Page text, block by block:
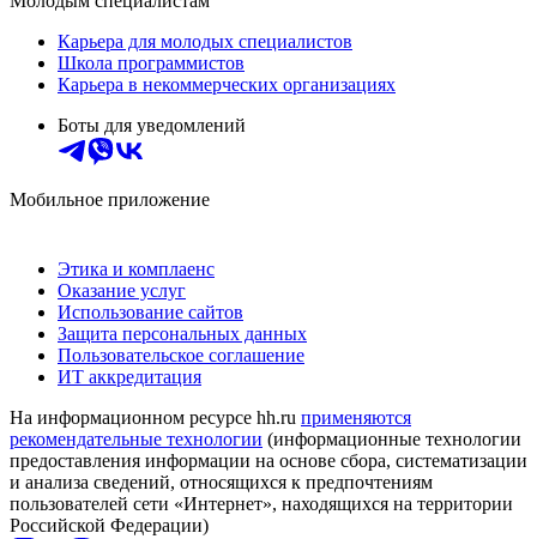
Карьера для молодых специалистов
Школа программистов
Карьера в некоммерческих организациях
Боты для уведомлений
Мобильное приложение
Этика и комплаенс
Оказание услуг
Использование сайтов
Защита персональных данных
Пользовательское соглашение
ИТ аккредитация
На информационном ресурсе hh.ru применяются
рекомендательные технологии (информационные технологии
предоставления информации на основе сбора, систематизации
и анализа сведений, относящихся к предпочтениям
пользователей сети «Интернет», находящихся на территории
Российской Федерации)